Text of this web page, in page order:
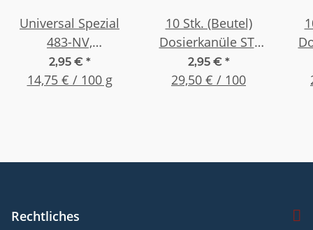
Universal Spezial
483-NV,
niederviskos /
dünnflüssig 20g
2,95 € *
14,75 € / 100 g
10 Stk. (Beutel)
Dosierkanüle ST-
Straight, Gr. 18G 1"
(25,4mm) Grün
2,95 € *
29,50 € / 100
Rechtliches